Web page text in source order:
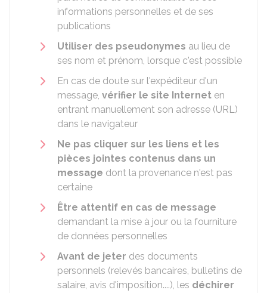
informations personnelles et de ses
publications
Utiliser des pseudonymes au lieu de
ses nom et prénom, lorsque c'est possible
En cas de doute sur l'expéditeur d'un
message, vérifier le site Internet en
entrant manuellement son adresse (URL)
dans le navigateur
Ne pas cliquer sur les liens et les
pièces jointes contenus dans un
message dont la provenance n'est pas
certaine
Être attentif en cas de message
demandant la mise à jour ou la fourniture
de données personnelles
Avant de jeter des documents
personnels (relevés bancaires, bulletins de
salaire, avis d'imposition....), les déchirer